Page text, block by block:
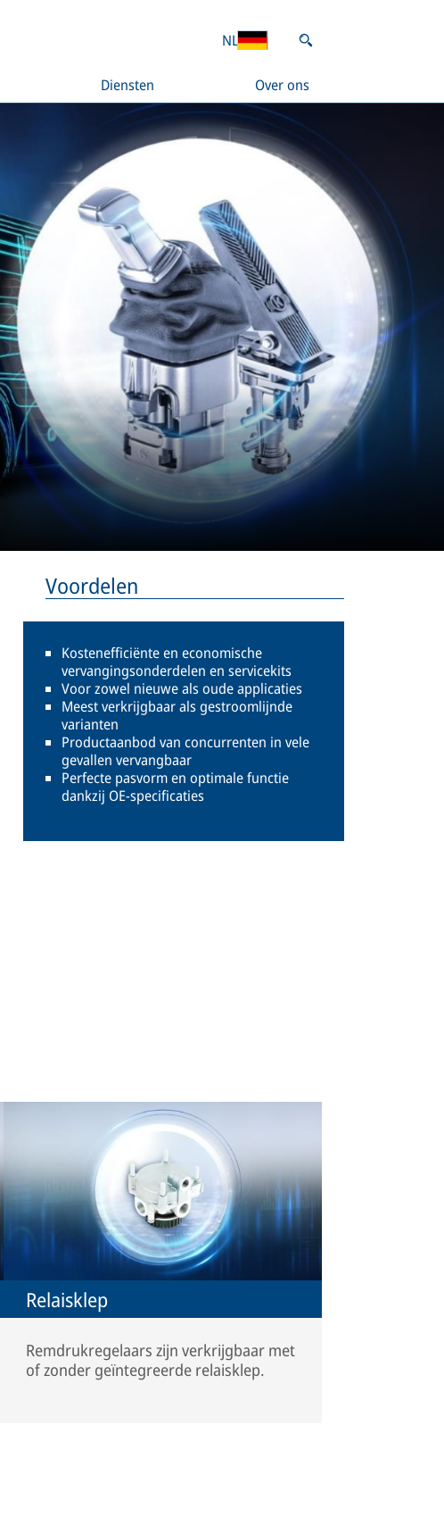
Diensten Over ons
NL
Voordelen
Kostenefficiënte en economische
vervangingsonderdelen en servicekits
Voor zowel nieuwe als oude applicaties
Meest verkrijgbaar als gestroomlijnde
varianten
Productaanbod van concurrenten in vele
gevallen vervangbaar
Perfecte pasvorm en optimale functie
dankzij OE-specificaties
Relaisklep
Remdrukregelaars zijn verkrijgbaar met
of zonder geïntegreerde relaisklep.